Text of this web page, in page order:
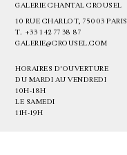
GALERIE CHANTAL CROUSEL
10 RUE CHARLOT, 75003 PARIS
T. +33 1 42 77 38 87
GALERIE@CROUSEL.COM
HORAIRES D'OUVERTURE
DU MARDI AU VENDREDI
10H-18H
LE SAMEDI
11H-19H